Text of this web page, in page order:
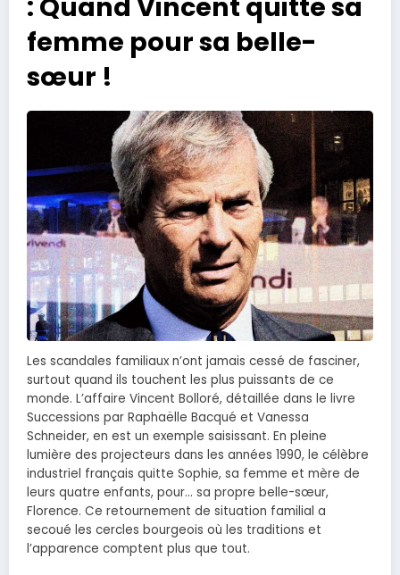
femme pour sa belle-
sœur !
Les scandales familiaux n’ont jamais cessé de fasciner,
surtout quand ils touchent les plus puissants de ce
monde. L’affaire Vincent Bolloré, détaillée dans le livre
Successions par Raphaëlle Bacqué et Vanessa
Schneider, en est un exemple saisissant. En pleine
lumière des projecteurs dans les années 1990, le célèbre
industriel français quitte Sophie, sa femme et mère de
leurs quatre enfants, pour… sa propre belle-sœur,
Florence. Ce retournement de situation familial a
secoué les cercles bourgeois où les traditions et
l’apparence comptent plus que tout.